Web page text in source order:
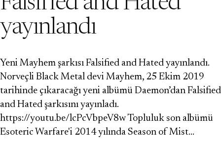
yayınlandı
Yeni Mayhem şarkısı Falsified and Hated yayınlandı.
Norveçli Black Metal devi Mayhem, 25 Ekim 2019
tarihinde çıkaracağı yeni albümü Daemon’dan Falsified
and Hated şarkısını yayınladı.
https://youtu.be/lcPcVbpeV8w Topluluk son albümü
Esoteric Warfare'i 2014 yılında Season of Mist…